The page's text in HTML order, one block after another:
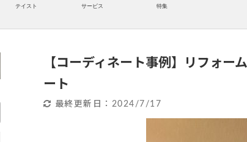
テイスト サービス 特集
【コーディネート事例】リフォー
ート
最終更新日： 2024/7/17